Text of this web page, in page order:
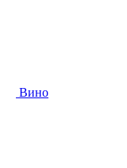
Вино